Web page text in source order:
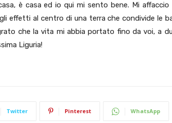
è casa ed io qui mi sento bene. Mi affaccio
effetti al centro di una terra che condivide le
che la vita mi abbia portato fino da voi, a
Liguria!
Twitter Pinterest WhatsApp